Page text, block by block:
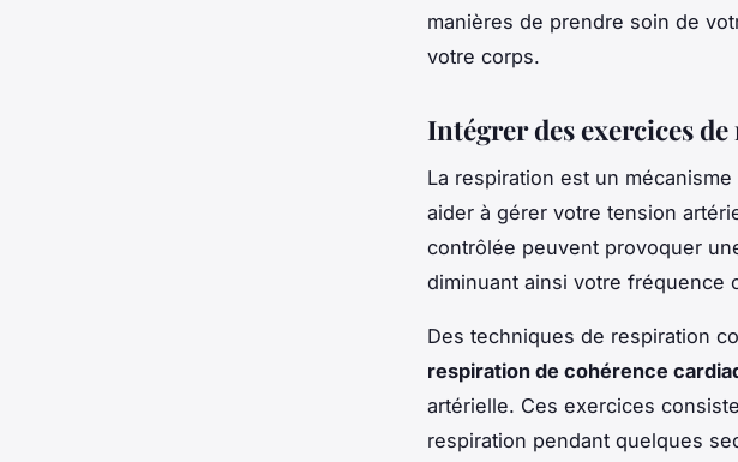
manières de prendre soin de
votre corps.
Intégrer des exercices
La respiration est un
aider à gérer votre tension
contrôlée peuvent provoquer
diminuant ainsi votre fréquence
Des techniques de respiration
respiration de cohérence
artérielle. Ces exercices
respiration pendant quelques